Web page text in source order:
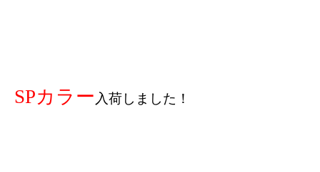
SPカラー 入荷しました！